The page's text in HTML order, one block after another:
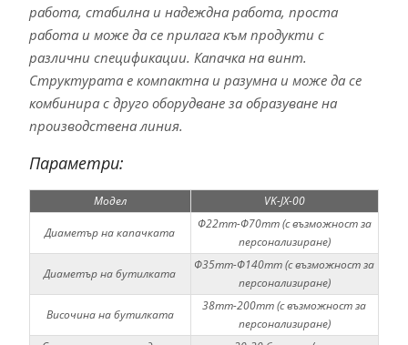
работа, стабилна и надеждна работа, проста
работа и може да се прилага към продукти с
различни спецификации. Капачка на винт.
Структурата е компактна и разумна и може да се
комбинира с друго оборудване за образуване на
производствена линия.
Параметри:
Модел VK-JX-00
Диаметър на капачката
Φ22mm-Φ70mm (с възможност за
персонализиране)
Диаметър на бутилката
Φ35mm-Φ140mm (с възможност за
персонализиране)
Височина на бутилката
38mm-200mm (с възможност за
персонализиране)